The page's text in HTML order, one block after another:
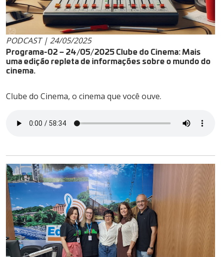
PODCAST | 24/05/2025
Programa-02 – 24/05/2025 Clube do Cinema: Mais
uma edição repleta de informações sobre o mundo do
cinema.
Clube do Cinema, o cinema que você ouve.